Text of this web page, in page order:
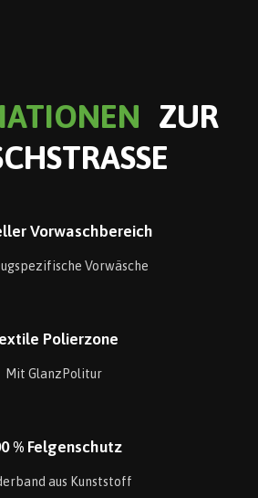
ZUR
Vorwaschbereich
Vorwäsche
Polierzone
Mit GlanzPolitur
% Felgenschutz
aus Kunststoff